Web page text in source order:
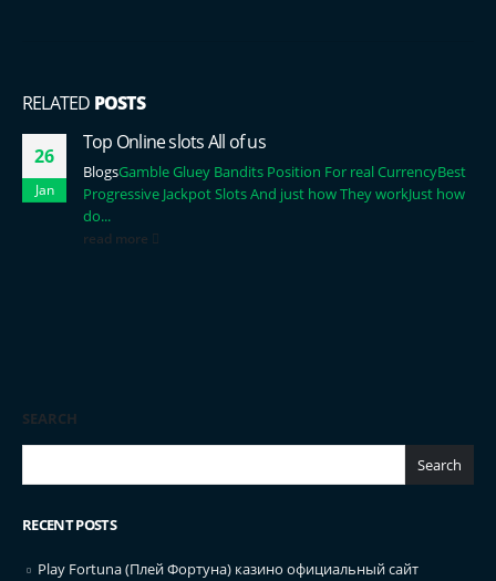
RELATED POSTS
26
Jan
Top Online slots All of us
BlogsGamble Gluey Bandits Position For real CurrencyBest
Progressive Jackpot Slots And just how They workJust how
do...
read more
SEARCH
Search
RECENT POSTS
Play Fortuna (Плей Фортуна) казино официальный сайт